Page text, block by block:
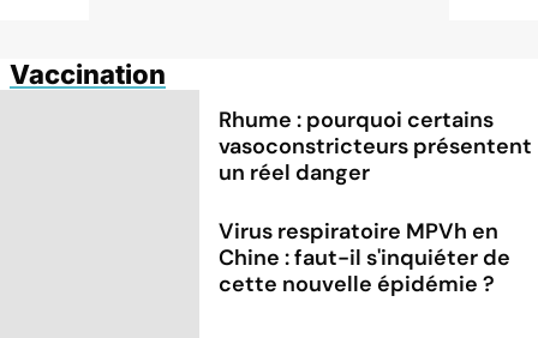
Vaccination
Rhume : pourquoi certains
vasoconstricteurs présentent
un réel danger
Virus respiratoire MPVh en
Chine : faut-il s'inquiéter de
cette nouvelle épidémie ?